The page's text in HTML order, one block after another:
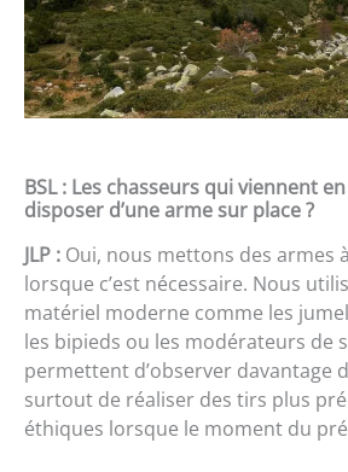
BSL : Les chasseurs qui viennent
disposer d’une arme sur place ?
JLP : Oui, nous mettons des armes
lorsque c’est nécessaire. Nous
matériel moderne comme les
les bipieds ou les modérateurs de
permettent d’observer davantage
surtout de réaliser des tirs plus
éthiques lorsque le moment du